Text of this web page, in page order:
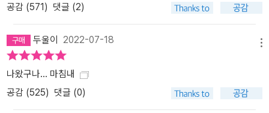
공감 (571) 댓글 (2)
두울이 2022-07-18
나왔구나... 마침내
공감 (525) 댓글 (0)